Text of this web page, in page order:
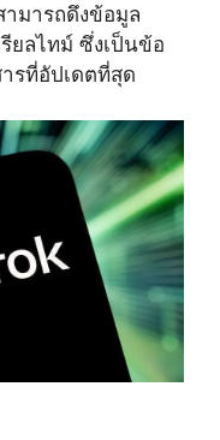
มารถดึงข้อมูล
ยลไทม์ ซึ่งเป็นข้อ
รที่อัปเดตที่สุด